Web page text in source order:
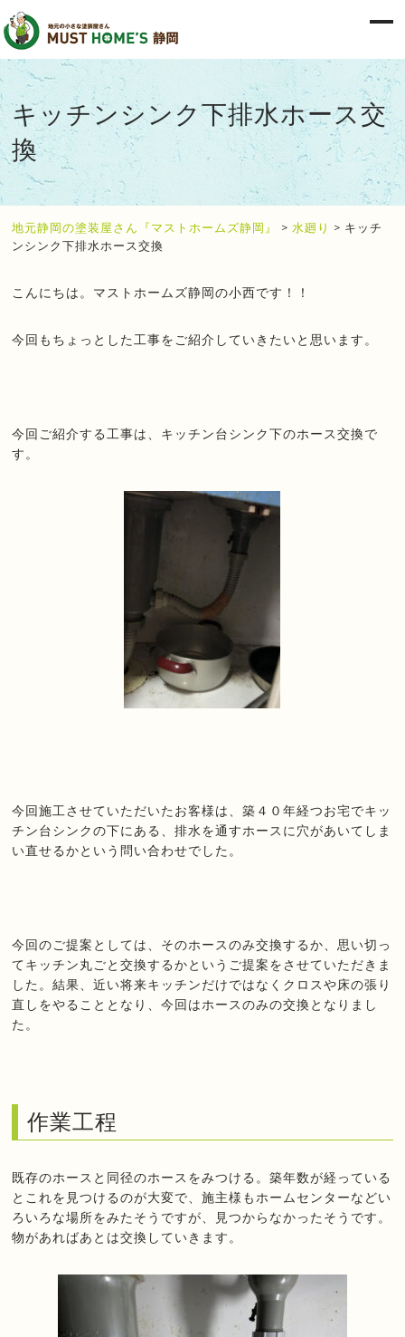
キッチンシンク下排水ホース交
換
地元静岡の塗装屋さん『マストホームズ静岡』 >水廻り > キッチ
ンシンク下排水ホース交換
こんにちは。マストホームズ静岡の小西です！！
今回もちょっとした工事をご紹介していきたいと思います。
今回ご紹介する工事は、キッチン台シンク下のホース交換で
す。
今回施工させていただいたお客様は、築４０年経つお宅でキッ
チン台シンクの下にある、排水を通すホースに穴があいてしま
い直せるかという問い合わせでした。
今回のご提案としては、そのホースのみ交換するか、思い切っ
てキッチン丸ごと交換するかというご提案をさせていただきま
した。結果、近い将来キッチンだけではなくクロスや床の張り
直しをやることとなり、今回はホースのみの交換となりまし
た。
作業工程
既存のホースと同径のホースをみつける。築年数が経っている
とこれを見つけるのが大変で、施主様もホームセンターなどい
ろいろな場所をみたそうですが、見つからなかったそうです。
物があればあとは交換していきます。